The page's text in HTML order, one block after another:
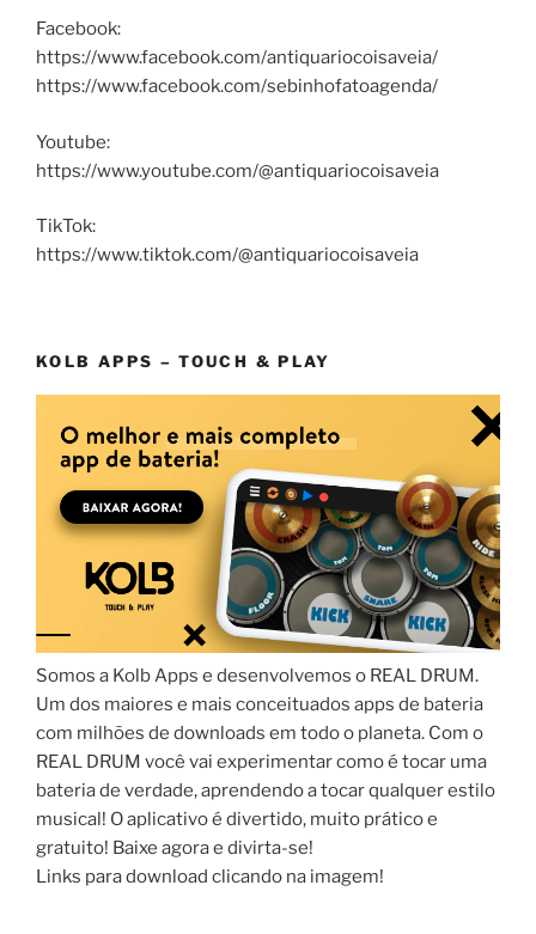
Facebook:
https://www.facebook.com/antiquariocoisaveia/
https://www.facebook.com/sebinhofatoagenda/
Youtube:
https://www.youtube.com/@antiquariocoisaveia
TikTok:
https://www.tiktok.com/@antiquariocoisaveia
KOLB APPS – TOUCH & PLAY
Somos a Kolb Apps e desenvolvemos o REAL DRUM.
Um dos maiores e mais conceituados apps de bateria
com milhões de downloads em todo o planeta. Com o
REAL DRUM você vai experimentar como é tocar uma
bateria de verdade, aprendendo a tocar qualquer estilo
musical! O aplicativo é divertido, muito prático e
gratuito! Baixe agora e divirta-se!
Links para download clicando na imagem!